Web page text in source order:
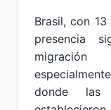
Brasil, con
presencia
donde las